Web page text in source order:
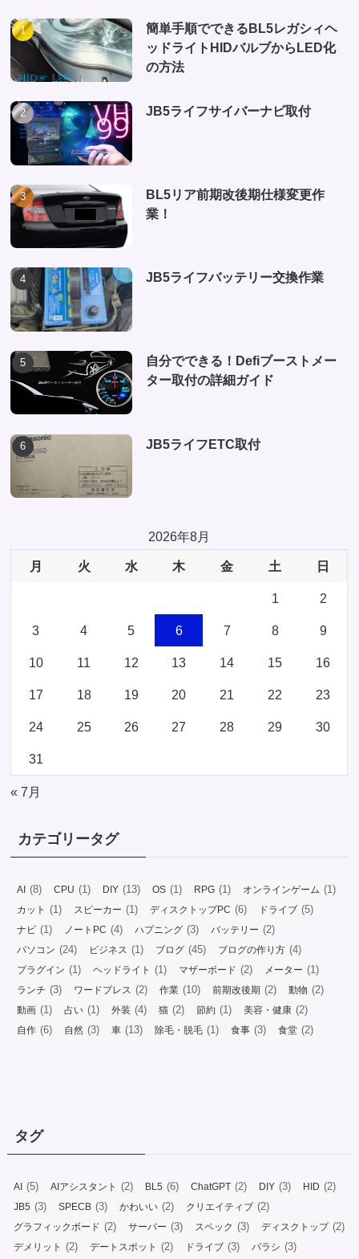
簡単手順でできるBL5レガシィヘ
ッドライトHIDバルブからLED化
の方法
JB5ライフサイバーナビ取付
BL5リア前期改後期仕様変更作
業！
JB5ライフバッテリー交換作業
自分でできる！Defiブーストメー
ター取付の詳細ガイド
JB5ライフETC取付
2026年8月
月 火 水 木 金 土 日
1 2
3 4 5 6 7 8 9
10 11 12 13 14 15 16
17 18 19 20 21 22 23
24 25 26 27 28 29 30
31
« 7月
カテゴリータグ
AI (8) CPU (1) DIY (13) OS (1) RPG (1) オンラインゲーム (1)
カット (1) スピーカー (1) ディスクトップPC (6) ドライブ (5)
ナビ (1) ノートPC (4) ハプニング (3) バッテリー (2)
パソコン (24) ビジネス (1) ブログ (45) ブログの作り方 (4)
プラグイン (1) ヘッドライト (1) マザーボード (2) メーター (1)
ランチ (3) ワードプレス (2) 作業 (10) 前期改後期 (2) 動物 (2)
動画 (1) 占い (1) 外装 (4) 猫 (2) 節約 (1) 美容・健康 (2)
自作 (6) 自然 (3) 車 (13) 除毛・脱毛 (1) 食事 (3) 食堂 (2)
タグ
AI (5) AIアシスタント (2) BL5 (6) ChatGPT (2) DIY (3) HID (2)
JB5 (3) SPECB (3) かわいい (2) クリエイティブ (2)
グラフィックボード (2) サーバー (3) スペック (3) ディスクトップ(2)
デメリット (2) デートスポット (2) ドライブ (3) バラシ (3)